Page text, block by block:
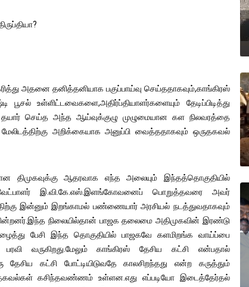
அதனை தனித்தனியாக பகுப்பாய்வு செய்ததாகவும்,காங்கிரஸ்
பூசல் உள்ளிட்டவைகளை,அதிர்ப்தியாளர்களையும் தேடிப்பிடித்து
தயார் செய்த அந்த ஆய்வுக்குழு முழுமையான கள நிலவரத்தை
அறிக்கையாக அனுப்பி வைத்ததாகவும் ஒருதகவல்
திமுகவுக்கு ஆதரவாக எந்த அலையும் இந்தத்தொகுதியில்
இ.வி.கே.எஸ்.இளங்கோவனைப் பொறுத்தவரை அவர்
இன்னும் இறங்காமல் பண்ணையார் அரசியல் நடத்துவதாகவும்
நிலையில்தான் பாஜக தலைமை அதிமுகவின் இரண்டு
பேசி இந்த தொகுதியில் பாஜகவே களமிறங்க வாய்ப்பை
வருகிறது.மேலும் காங்கிரஸ் தேசிய கட்சி என்பதால்
தேசிய கட்சி போட்டியிடுவதே காலசிறந்தது என்ற கருத்தும்
கசிந்தவண்ணம் உள்ளன.எது எப்படியோ இடைத்தேர்தல்